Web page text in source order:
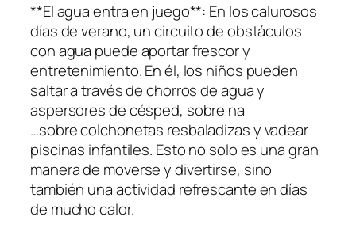
**El agua entra en juego**: En los calurosos
días de verano, un circuito de obstáculos
con agua puede aportar frescor y
entretenimiento. En él, los niños pueden
saltar a través de chorros de agua y
aspersores de césped, sobre na
…sobre colchonetas resbaladizas y vadear
piscinas infantiles. Esto no solo es una gran
manera de moverse y divertirse, sino
también una actividad refrescante en días
de mucho calor.